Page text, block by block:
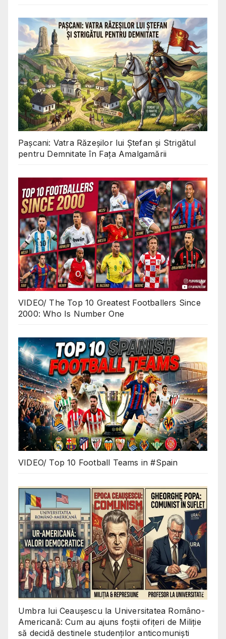
Pașcani: Vatra Răzeșilor lui Ștefan și Strigătul
pentru Demnitate în Fața Amalgamării
VIDEO/ The Top 10 Greatest Footballers Since
2000: Who Is Number One
VIDEO/ Top 10 Football Teams in #Spain
Umbra lui Ceaușescu la Universitatea Româno-
Americană: Cum au ajuns foștii ofițeri de Miliție
să decidă destinele studenților anticomuniști